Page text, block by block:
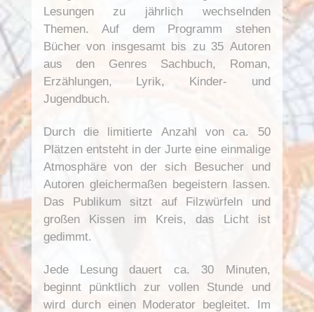
Lesungen zu jährlich wechselnden
Themen. Auf dem Programm stehen
Bücher von insgesamt bis zu 35 Autoren
aus den Genres Sachbuch, Roman,
Erzählungen, Lyrik, Kinder- und
Jugendbuch.
Durch die limitierte Anzahl von ca. 50
Plätzen entsteht in der Jurte eine einmalige
Atmosphäre von der sich Besucher und
Autoren gleichermaßen begeistern lassen.
Das Publikum sitzt auf Filzwürfeln und
großen Kissen im Kreis, das Licht ist
gedimmt.
Jede Lesung dauert ca. 30 Minuten,
beginnt pünktlich zur vollen Stunde und
wird durch einen Moderator begleitet. Im